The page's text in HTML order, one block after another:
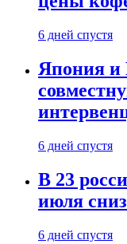
6 дней спустя
Япония и
6 дней спустя
В 23
июля
6 дней спустя